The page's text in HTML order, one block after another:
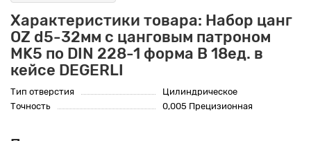
Характеристики товара: Набор цанг
OZ d5-32мм с цанговым патроном
MK5 по DIN 228-1 форма В 18ед. в
кейсе DEGERLI
Тип отверстия
Цилиндрическое
Точность
0,005 Прецизионная